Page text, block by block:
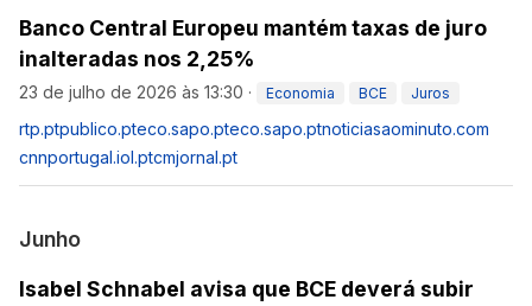
Banco Central Europeu mantém taxas de juro
inalteradas nos 2,25%
23 de julho de 2026 às 13:30 · Economia BCE Juros
rtp.ptpublico.pteco.sapo.pteco.sapo.ptnoticiasaominuto.com
cnnportugal.iol.ptcmjornal.pt
Junho
Isabel Schnabel avisa que BCE deverá subir